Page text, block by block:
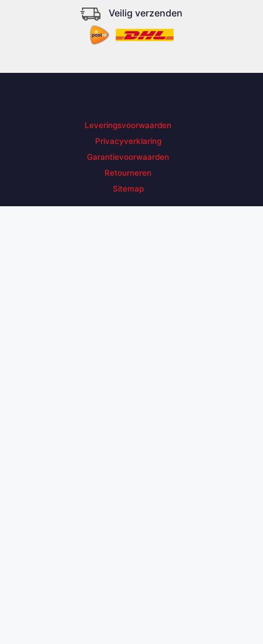
Veilig verzenden
Leveringsvoorwaarden
Privacyverklaring
Garantievoorwaarden
Retourneren
Sitemap